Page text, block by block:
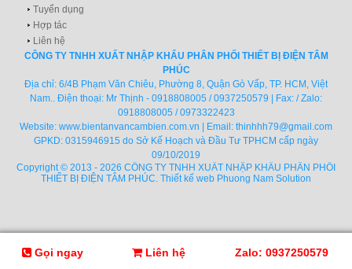
Tuyển dụng
Hợp tác
Liên hệ
CÔNG TY TNHH XUẤT NHẬP KHẨU PHÂN PHỐI THIẾT BỊ ĐIỆN TÂM
PHÚC
Địa chỉ: 6/4B Phạm Văn Chiêu, Phường 8, Quận Gò Vấp, TP. HCM, Việt
Nam.. Điện thoại: Mr Thịnh - 0918808005 / 0937250579 | Fax: / Zalo:
0918808005 / 0973322423
Website: www.bientanvancambien.com.vn | Email: thinhhh79@gmail.com
GPKD: 0315946915 do Sở Kế Hoạch và Đầu Tư TPHCM cấp ngày
09/10/2019
Copyright © 2013 - 2026 CÔNG TY TNHH XUẤT NHẬP KHẨU PHÂN PHỐI
THIẾT BỊ ĐIỆN TÂM PHÚC. Thiết kế web Phuong Nam Solution
Gọi ngay Zalo: 0937250579
Liên hệ